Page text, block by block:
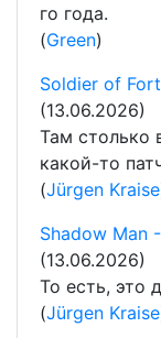
го года.
(Green)
Soldier of
(13.06.2026)
Там столько
какой-то
(Jürgen Kraise
Shadow Man
(13.06.2026)
То есть, это
(Jürgen Kraise